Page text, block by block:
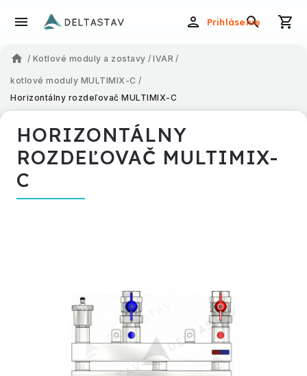
Prihlásenie
/ Kotlové moduly a zostavy / IVAR /
kotlové moduly MULTIMIX-C /
Horizontálny rozdeľovač MULTIMIX-C
HORIZONTÁLNY
ROZDEĽOVAČ MULTIMIX-
C